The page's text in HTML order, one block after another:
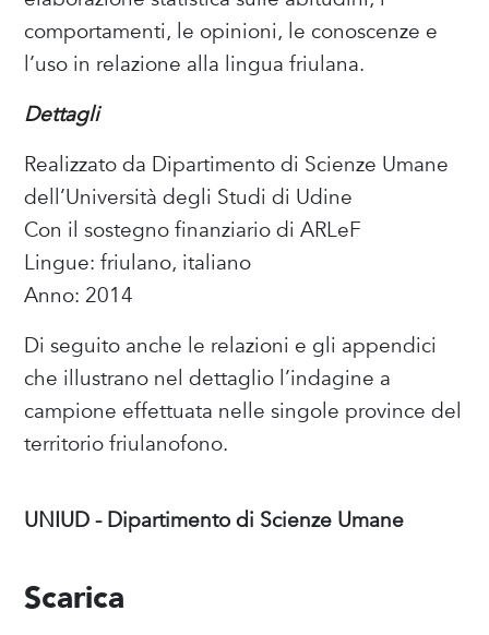
comportamenti, le opinioni, le conoscenze e
l’uso in relazione alla lingua friulana.
Dettagli
Realizzato da Dipartimento di Scienze Umane
dell’Università degli Studi di Udine
Con il sostegno finanziario di ARLeF
Lingue: friulano, italiano
Anno: 2014
Di seguito anche le relazioni e gli appendici
che illustrano nel dettaglio l’indagine a
campione effettuata nelle singole province del
territorio friulanofono.
UNIUD - Dipartimento di Scienze Umane
Scarica